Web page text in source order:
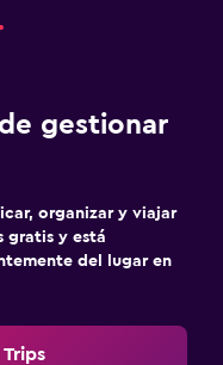
gestionar
organizar y viajar
gratis y está
del lugar en
Trips